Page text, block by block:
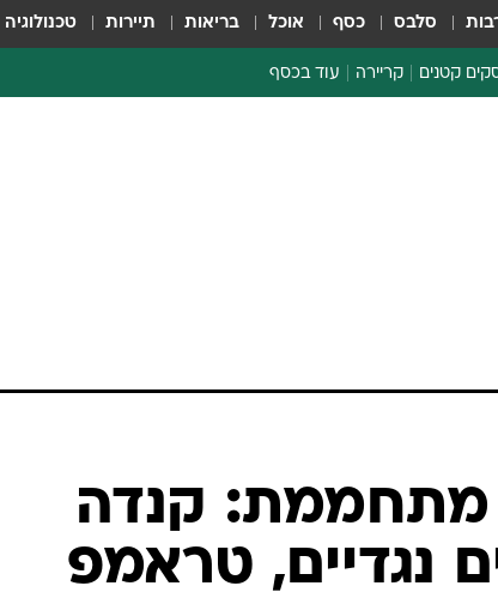
סלבס כסף אוכל בריאות תיירות טכנולוגיה
קטנים קריירה עוד בכסף
קנדה
נגדיים, טראמפ